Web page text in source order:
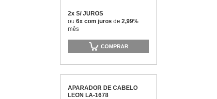
2x S/ JUROS
ou 6x com juros de 2,99%
mês
COMPRAR
APARADOR DE CABELO
LEON LA-1678